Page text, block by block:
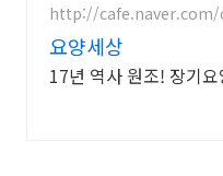
http://cafe.naver.com/
요양세상
17년 역사 원조! 장기